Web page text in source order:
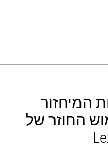
המיחזור
החוזר של